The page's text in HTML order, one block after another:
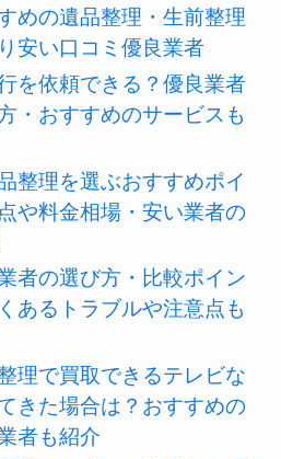
めの遺品整理・生前整理
安い口コミ優良業者
を依頼できる？優良業者
・おすすめのサービスも
整理を選ぶおすすめポイ
や料金相場・安い業者の
者の選び方・比較ポイン
あるトラブルや注意点も
理で買取できるテレビな
きた場合は？おすすめの
者も紹介